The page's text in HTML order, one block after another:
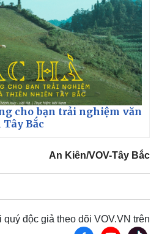
cho bạn trải nghiệm văn
Bắc
An Kiên/VOV-Tây Bắc
quý độc giả theo dõi VOV.VN trên